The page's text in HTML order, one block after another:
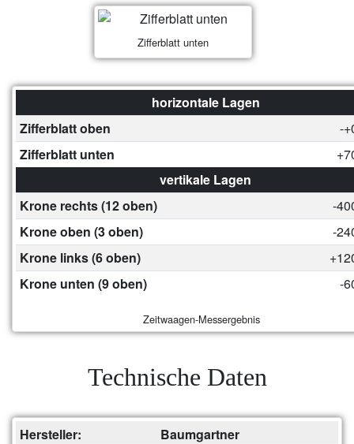
Zifferblatt unten
horizontale Lagen
Zifferblatt oben
-
Zifferblatt unten
vertikale Lagen
Krone rechts (12 oben)
-
Krone oben (3 oben)
-
Krone links (6 oben)
Krone unten (9 oben)
-
Zeitwaagen-Messergebnis
Technische Daten
Hersteller:
Baumgartner